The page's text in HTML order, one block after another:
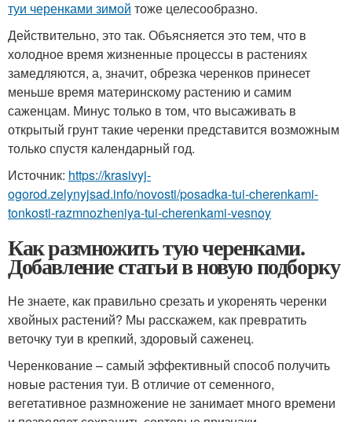
туи черенками зимой тоже целесообразно.
Действительно, это так. Объясняется это тем, что в
холодное время жизненные процессы в растениях
замедляются, а, значит, обрезка черенков принесет
меньше время материнскому растению и самим
саженцам. Минус только в том, что высаживать в
открытый грунт такие черенки представится возможным
только спустя календарный год.
Источник: https://krasivyj-
ogorod.zelynyjsad.info/novosti/posadka-tui-cherenkami-
tonkosti-razmnozheniya-tui-cherenkami-vesnoy
Как размножить тую черенками.
Добавление статьи в новую подборку
Не знаете, как правильно срезать и укоренять черенки
хвойных растений? Мы расскажем, как превратить
веточку туи в крепкий, здоровый саженец.
Черенкование – самый эффективный способ получить
новые растения туи. В отличие от семенного,
вегетативное размножение не занимает много времени